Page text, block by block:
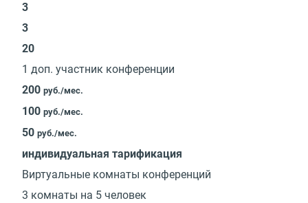
3
3
20
1 доп. участник конференции
200 руб./мес.
100 руб./мес.
50 руб./мес.
индивидуальная тарификация
Виртуальные комнаты конференций
3 комнаты на 5 человек